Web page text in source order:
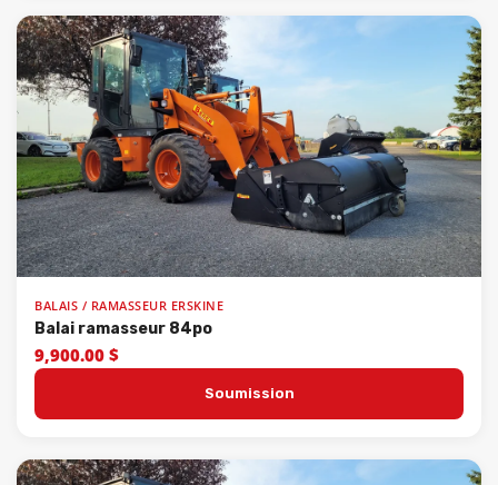
BALAIS / RAMASSEUR ERSKINE
Balai ramasseur 84po
9,900.00 $
Soumission